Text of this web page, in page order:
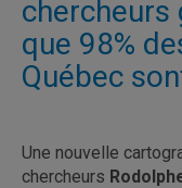
chercheurs
que 98%
Québec
Une nouvelle
chercheurs